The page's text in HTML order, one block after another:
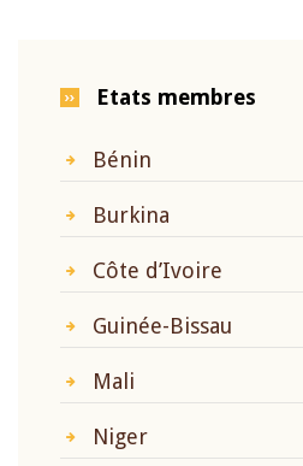
Etats membres
Bénin
Burkina
Côte d’Ivoire
Guinée-Bissau
Mali
Niger